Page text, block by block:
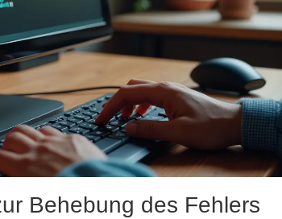
Behebung des Fehlers